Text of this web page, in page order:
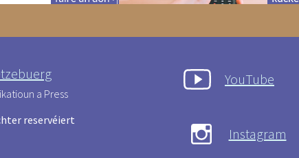
a Press
reservéiert
YouTube
Instagram